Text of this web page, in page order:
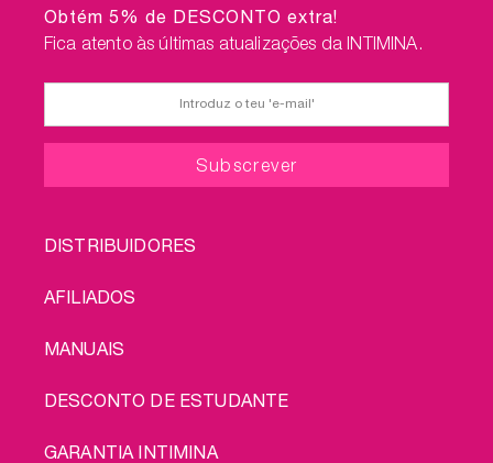
Obtém 5% de DESCONTO extra!
Fica atento às últimas atualizações da INTIMINA.
FOOTER
DISTRIBUIDORES
AFILIADOS
MANUAIS
DESCONTO DE ESTUDANTE
GARANTIA INTIMINA